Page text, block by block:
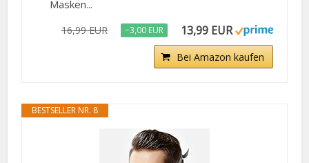
Masken...
16,99 EUR −3,00 EUR 13,99 EUR
Bei Amazon kaufen
BESTSELLER NR. 8